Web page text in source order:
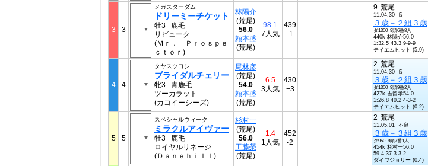
3 3
メガスターダム
ドリーミーチケット
牡3 鹿毛
リビューク
(Ｍｒ． Ｐｒｏｓｐｅ
ｃｔｏｒ)
林陽介
(荒尾)
56.0
頼本盛
(荒尾)
98.1
7人気
439
-1
9 荒尾
11.04.30 良
３歳－２組３歳
ダ1300 9頭6番8人
440k 林陽介56.0
1:32.5 43.3 9-9-9
テイエムヒット (5.9)
4 4
タヤスツヨシ
ブライダルチェリー
牝3 青鹿毛
ツーカラット
(カコイーシーズ)
尾林彦
(荒尾)
54.0
頼本盛
(荒尾)
6.5
3人気
430
+3
2 荒尾
11.04.30 良
３歳－２組３歳
ダ1300 9頭9番2人
427k 吉留孝54.0
1:26.8 40.2 4-3-2
テイエムヒット (0.2)
5 5
スペシャルウィーク
ミラクルアイヴァー
牡3 鹿毛
ロイヤルリネージ
(Ｄａｎｅｈｉｌｌ)
杉村一
(荒尾)
56.0
工藤榮
(荒尾)
1.4
1人気
452
-2
2 荒尾
11.05.01 不良
３歳－３組３歳
ダ950 8頭7番1人
454k 杉村一56.0
59.4 37.3 3-2
ダイワジョリー (0.4)